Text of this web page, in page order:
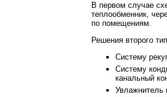
В первом случае
теплообменник,
по помещениям.
Решения второго
Систему
Систему
канальный
Увлажнитель